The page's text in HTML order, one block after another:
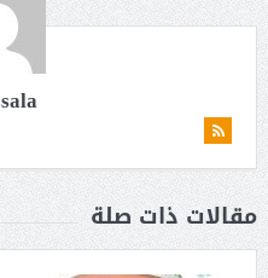
مقالات ذات صلة